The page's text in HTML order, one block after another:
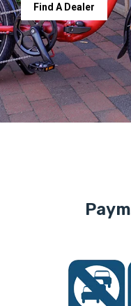
Find A Dealer